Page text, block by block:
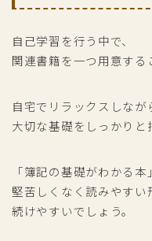
自己学習を行う中で、
関連書籍を一つ用意する
自宅でリラックスしなが
大切な基礎をしっかりと
「簿記の基礎がわかる本
堅苦しくなく読みやすい
続けやすいでしょう。